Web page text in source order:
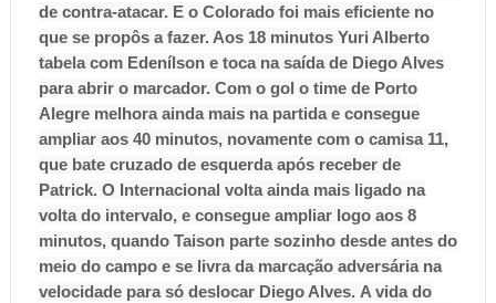
de contra-atacar. E o Colorado foi mais eficiente no
que se propôs a fazer. Aos 18 minutos Yuri Alberto
tabela com Edenílson e toca na saída de Diego Alves
para abrir o marcador. Com o gol o time de Porto
Alegre melhora ainda mais na partida e consegue
ampliar aos 40 minutos, novamente com o camisa 11,
que bate cruzado de esquerda após receber de
Patrick. O Internacional volta ainda mais ligado na
volta do intervalo, e consegue ampliar logo aos 8
minutos, quando Taison parte sozinho desde antes do
meio do campo e se livra da marcação adversária na
velocidade para só deslocar Diego Alves. A vida do